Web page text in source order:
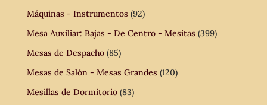
Máquinas - Instrumentos (92)
Mesa Auxiliar: Bajas - De Centro - Mesitas (399)
Mesas de Despacho (85)
Mesas de Salón - Mesas Grandes (120)
Mesillas de Dormitorio (83)